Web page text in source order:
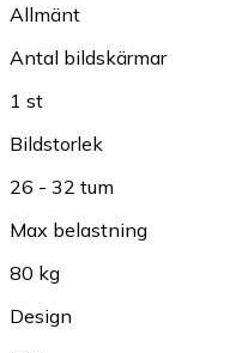
Allmänt
Antal bildskärmar
1 st
Bildstorlek
26 - 32 tum
Max belastning
80 kg
Design